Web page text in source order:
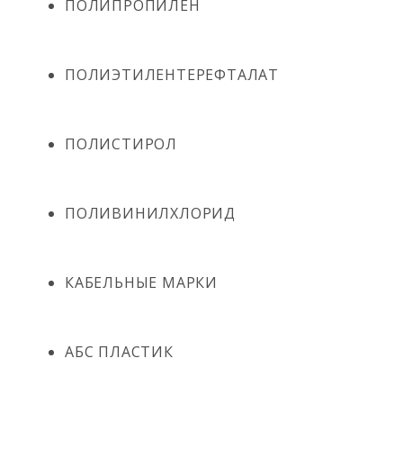
ПОЛИПРОПИЛЕН
ПОЛИЭТИЛЕНТЕРЕФТАЛАТ
ПОЛИСТИРОЛ
ПОЛИВИНИЛХЛОРИД
КАБЕЛЬНЫЕ МАРКИ
АБС ПЛАСТИК